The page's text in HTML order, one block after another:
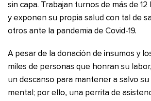
sin capa. Trabajan turnos de más de
y exponen su propia salud con tal de
otros ante la pandemia de Covid-19.
A pesar de la donación de insumos y
miles de personas que honran su
un descanso para mantener a salvo su
mental; por ello, una perrita de